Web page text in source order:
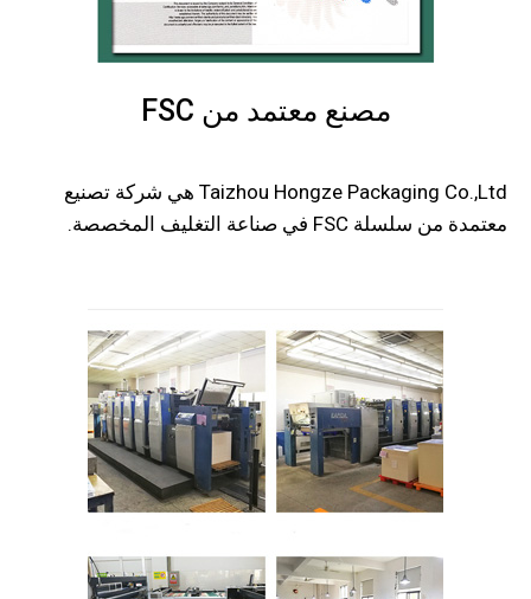
مصنع معتمد من FSC
Taizhou Hongze Packaging Co.,Ltd هي شركة تصنيع
معتمدة من سلسلة FSC في صناعة التغليف المخصصة.